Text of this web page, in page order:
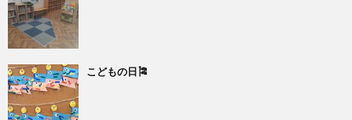
こどもの日🎏